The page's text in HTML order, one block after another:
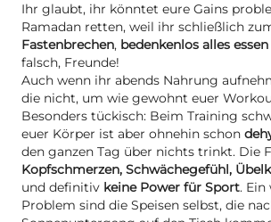
Ihr glaubt, ihr könntet eure Gains
Ramadan retten, weil ihr schließlich
Fastenbrechen, bedenkenlos alles essen
falsch, Freunde!
Auch wenn ihr abends Nahrung
die nicht, um wie gewohnt euer
Besonders tückisch: Beim Training
euer Körper ist aber ohnehin schon
den ganzen Tag über nichts trinkt. Die
Kopfschmerzen, Schwächegefühl,
und definitiv keine Power für Sport. Ein
Problem sind die Speisen selbst, die